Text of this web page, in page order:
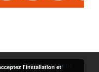
site| Réalisé parEquipe
l'installation et